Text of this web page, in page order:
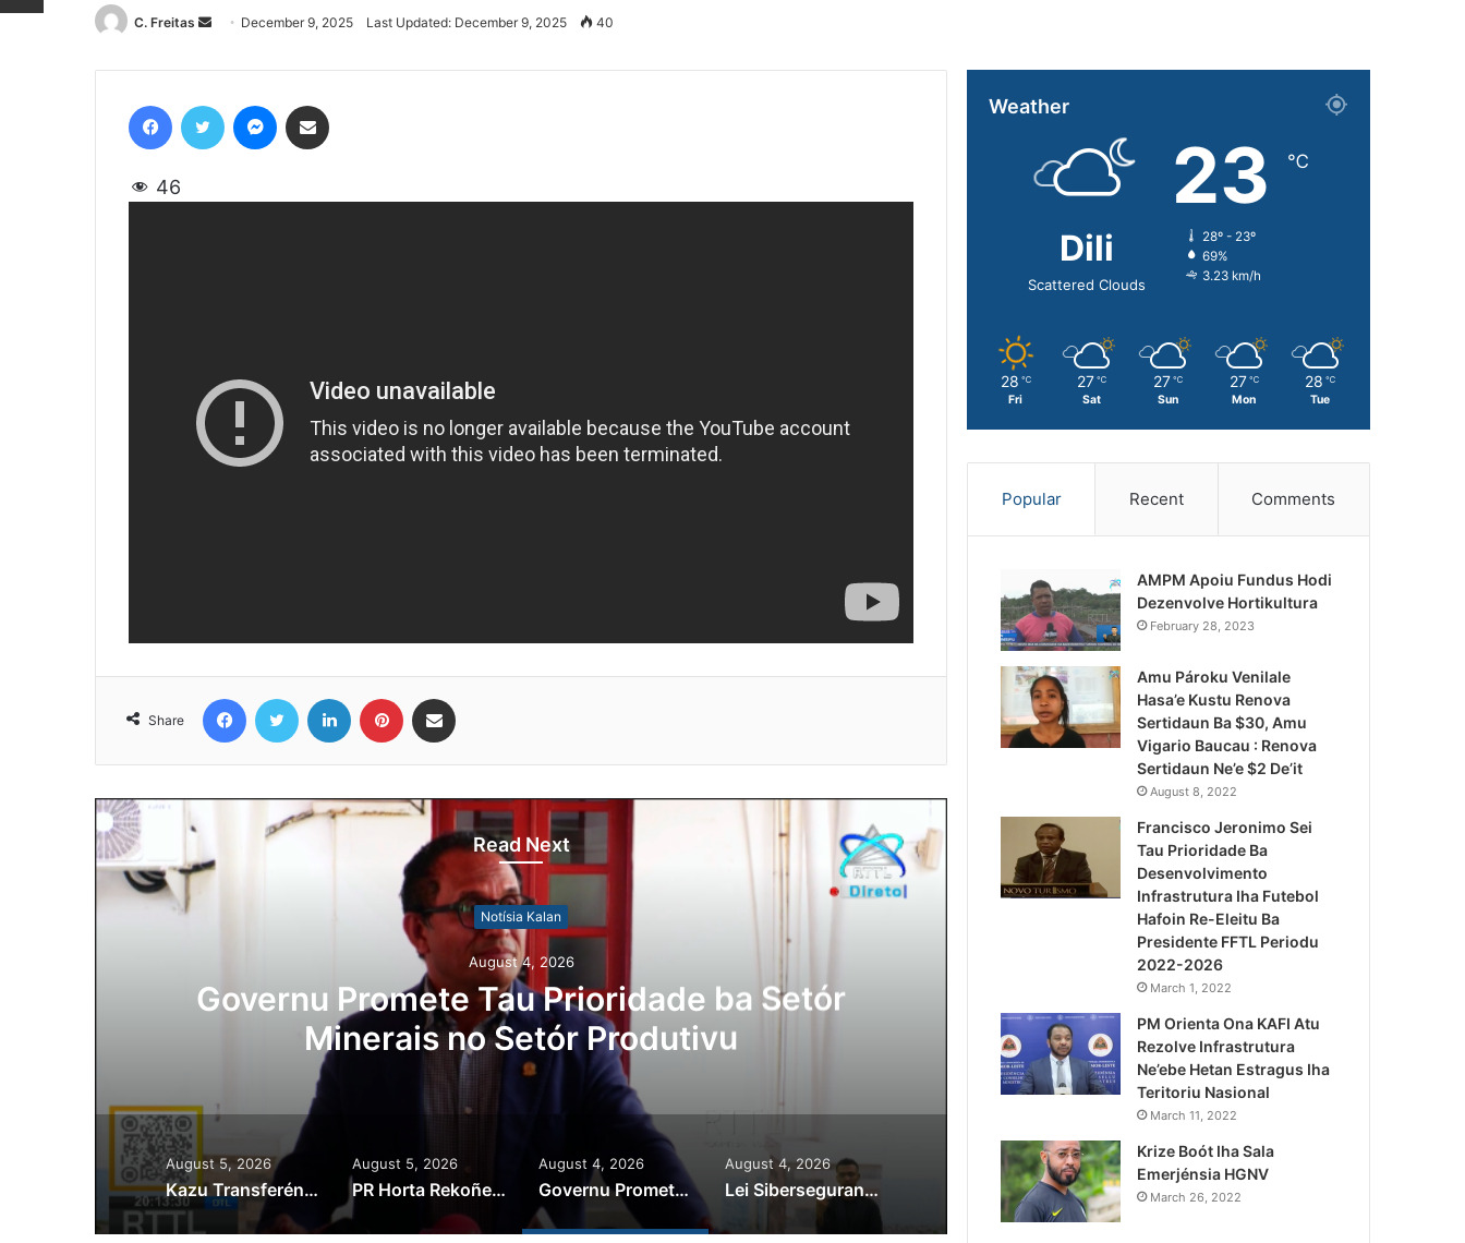
C. Freitas
Send
email
December 9, 2025 Last Updated: December 9, 2025 40
46
Share
Read Next
Notísia Kalan
August 4, 2026
Governu Promete Tau Prioridade ba Setór
Minerais no Setór Produtivu
Lei Siberseguransa Ajuda
Kaptura Autór Kriminozu
Estranjeiru
August 5, 2026
Kazu Transferénsia Osan Millaun 42 Husi Singapura, Advogadu Sei Halo Rekursu
August 5, 2026
PR Horta Rekoñese Timoroan Sira Iha Diáspora Nia Kontribuisaun
August 4, 2026
Governu Promete Tau Prioridade ba Setór Minerais no Setór Produtivu
August 4, 2026
Lei Siberseguransa Ajuda Autoridade Polisiál Kaptura Autór Kriminozu ho Paradeiru Iha Estranjeiru
Weather
Dili
Scattered Clouds
23 ℃
28º - 23º
69%
3.23 km/h
28 ℃
Fri
27 ℃
Sat
27 ℃
Sun
27 ℃
Mon
28 ℃
Tue
Popular Recent Comments
AMPM Apoiu Fundus Hodi
Dezenvolve Hortikultura
February 28, 2023
Amu Pároku Venilale
Hasa’e Kustu Renova
Sertidaun Ba $30, Amu
Vigario Baucau : Renova
Sertidaun Ne’e $2 De’it
August 8, 2022
Francisco Jeronimo Sei
Tau Prioridade Ba
Desenvolvimento
Infrastrutura Iha Futebol
Hafoin Re-Eleitu Ba
Presidente FFTL Periodu
2022-2026
March 1, 2022
PM Orienta Ona KAFI Atu
Rezolve Infrastrutura
Ne’ebe Hetan Estragus Iha
Teritoriu Nasional
March 11, 2022
Krize Boót Iha Sala
Emerjénsia HGNV
March 26, 2022